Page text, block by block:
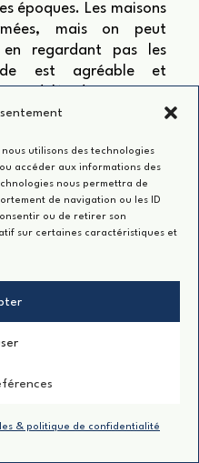
utilisons des technologies
accéder aux informations des
nous permettra de
de navigation ou les ID
ou de retirer son
sur certaines caractéristiques et
& politique de confidentialité
époques. Les maisons
mais on peut
en regardant pas les
est agréable et
spécialiste du sujet,
en plus d’étals
avec des femmes
souvenirs, parmi
Midi approche, je me
pour retrouver mes
nous rejoint
Eveno qu’elle a
Ioana le même franc